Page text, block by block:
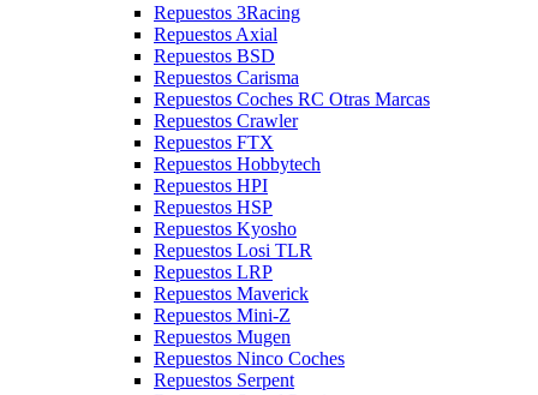
Repuestos 3Racing
Repuestos Axial
Repuestos BSD
Repuestos Carisma
Repuestos Coches RC Otras Marcas
Repuestos Crawler
Repuestos FTX
Repuestos Hobbytech
Repuestos HPI
Repuestos HSP
Repuestos Kyosho
Repuestos Losi TLR
Repuestos LRP
Repuestos Maverick
Repuestos Mini-Z
Repuestos Mugen
Repuestos Ninco Coches
Repuestos Serpent